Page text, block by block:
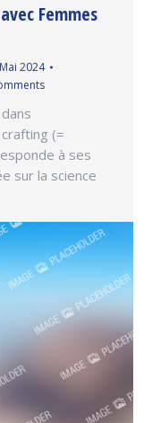
Femmes
Mai 2024
(=
à ses
sur la science